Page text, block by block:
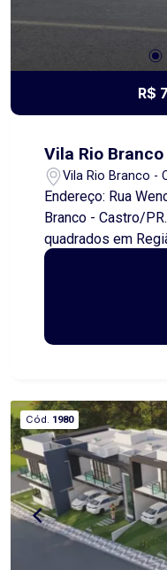
ótimo custo-
R$
Vila Rio Branco
Vila Rio Branco -
Endereço: Rua
Branco - Castro/PR. Terreno com 675,00
quadrados em
Excelente
espaço amplo e
675,00 metros
proporcionando
é ideal tanto para
residência quanto
perfeito para
oferece fácil
próxima a
serviços. Um investimento seguro, com grande
potencial de
quem procura um
Cód. 1980